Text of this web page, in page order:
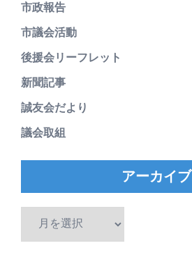
市政報告
市議会活動
後援会リーフレット
新聞記事
誠友会だより
議会取組
アーカイブ